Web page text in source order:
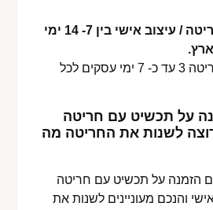
מוצרים עם חריטה / עיצוב אישי בין 7- 14 ימי
מוצרים ללא חריטה 3 עד כ- 7 ימי עסקים לכל
על תכשיט עם חריטה
רוצה לשנות את החריטה מה
הזמנה על תכשיט עם חריטה
והנכם מעוניינים לשנות את